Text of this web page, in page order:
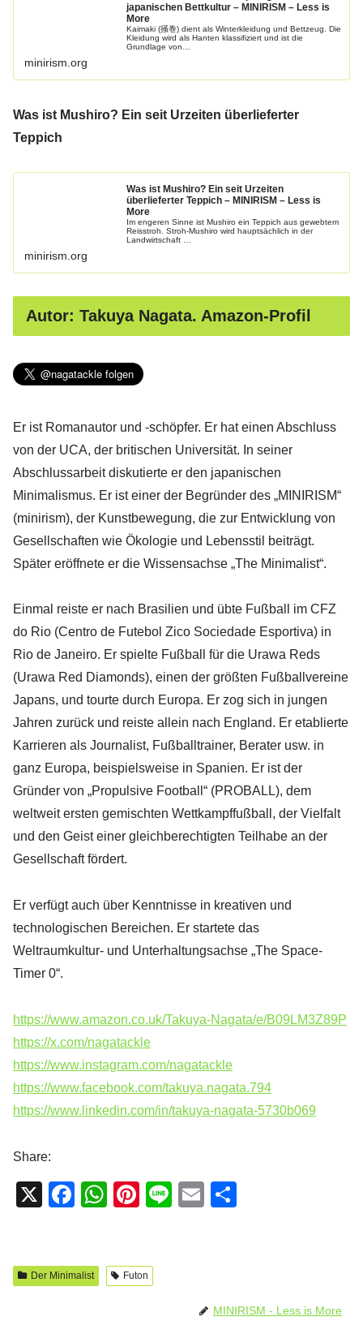
japanischen Bettkultur – MINIRISM – Less is
More
Kaimaki (掻巻) dient als Winterkleidung und Bettzeug. Die
Kleidung wird als Hanten klassifiziert und ist die
Grundlage von…
minirism.org
Was ist Mushiro? Ein seit Urzeiten überlieferter
Teppich
Was ist Mushiro? Ein seit Urzeiten
überlieferter Teppich – MINIRISM – Less is
More
Im engeren Sinne ist Mushiro ein Teppich aus gewebtem
Reisstroh. Stroh-Mushiro wird hauptsächlich in der
Landwirtschaft …
minirism.org
Autor: Takuya Nagata. Amazon-Profil
Er ist Romanautor und -schöpfer. Er hat einen Abschluss
von der UCA, der britischen Universität. In seiner
Abschlussarbeit diskutierte er den japanischen
Minimalismus. Er ist einer der Begründer des „MINIRISM“
(minirism), der Kunstbewegung, die zur Entwicklung von
Gesellschaften wie Ökologie und Lebensstil beiträgt.
Später eröffnete er die Wissensachse „The Minimalist“.
Einmal reiste er nach Brasilien und übte Fußball im CFZ
do Rio (Centro de Futebol Zico Sociedade Esportiva) in
Rio de Janeiro. Er spielte Fußball für die Urawa Reds
(Urawa Red Diamonds), einen der größten Fußballvereine
Japans, und tourte durch Europa. Er zog sich in jungen
Jahren zurück und reiste allein nach England. Er etablierte
Karrieren als Journalist, Fußballtrainer, Berater usw. in
ganz Europa, beispielsweise in Spanien. Er ist der
Gründer von „Propulsive Football“ (PROBALL), dem
weltweit ersten gemischten Wettkampffußball, der Vielfalt
und den Geist einer gleichberechtigten Teilhabe an der
Gesellschaft fördert.
Er verfügt auch über Kenntnisse in kreativen und
technologischen Bereichen. Er startete das
Weltraumkultur- und Unterhaltungsachse „The Space-
Timer 0“.
https://www.amazon.co.uk/Takuya-Nagata/e/B09LM3Z89P
https://x.com/nagatackle
https://www.instagram.com/nagatackle
https://www.facebook.com/takuya.nagata.794
https://www.linkedin.com/in/takuya-nagata-5730b069
Share:
X
F
e
W
s
Pi
e
Li
E
Der Minimalist Futon
MINIRISM - Less is More